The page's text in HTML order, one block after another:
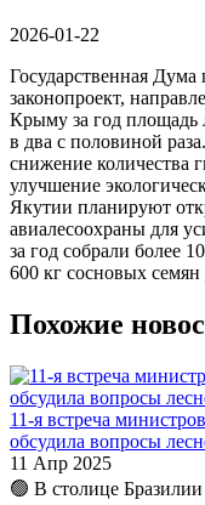
2026-01-22
Государственная
законопроект,
Крыму за год площадь
в два с половиной
снижение количества
улучшение
Якутии планируют
авиалесоохраны для
за год собрали более
600 кг сосновых семян
Похожие
11-я встреча
обсудила вопросы
11 Апр 2025
🟢 В столице